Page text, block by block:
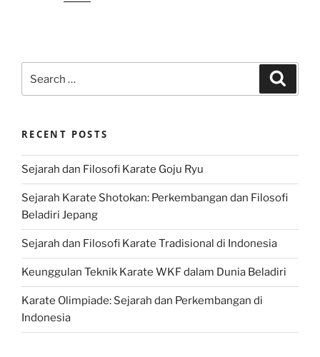
for:
RECENT POSTS
Sejarah dan Filosofi Karate Goju Ryu
Sejarah Karate Shotokan: Perkembangan dan Filosofi
Beladiri Jepang
Sejarah dan Filosofi Karate Tradisional di Indonesia
Keunggulan Teknik Karate WKF dalam Dunia Beladiri
Karate Olimpiade: Sejarah dan Perkembangan di
Indonesia